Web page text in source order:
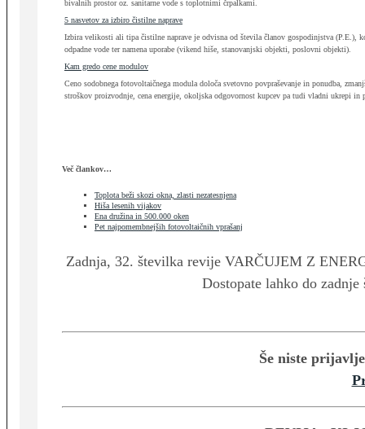
bivalnih prostor oz. sanitarne vode s toplotnimi črpalkami.
5 nasvetov za izbiro čistilne naprave
Izbira velikosti ali tipa čistilne naprave je odvisna od števila članov gospodinjstva (P.E.),
odpadne vode ter namena uporabe (vikend hiše, stanovanjski objekti, poslovni objekti).
Kam gredo cene modulov
Ceno sodobnega fotovoltaičnega modula določa svetovno povpraševanje in ponudba,
stroškov proizvodnje, cena energije, okoljska odgovornost kupcev pa tudi vladni ukrepi in
Več člankov…
Toplota beži skozi okna, zlasti nezatesnjena
Hiša lesenih vijakov
Ena družina in 500.000 oken
Pet najpomembnejših fotovoltaičnih vprašanj
Zadnja, 32. številka revije VARČUJEM Z
Dostopate lahko do
Še niste